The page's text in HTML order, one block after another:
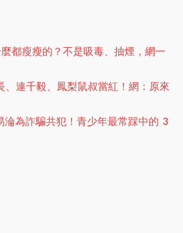
都瘦瘦的？不是吸毒、抽煙，網一
、連千毅、鳳梨鼠叔當紅！網：原來
淪為詐騙共犯！青少年最常踩中的 3